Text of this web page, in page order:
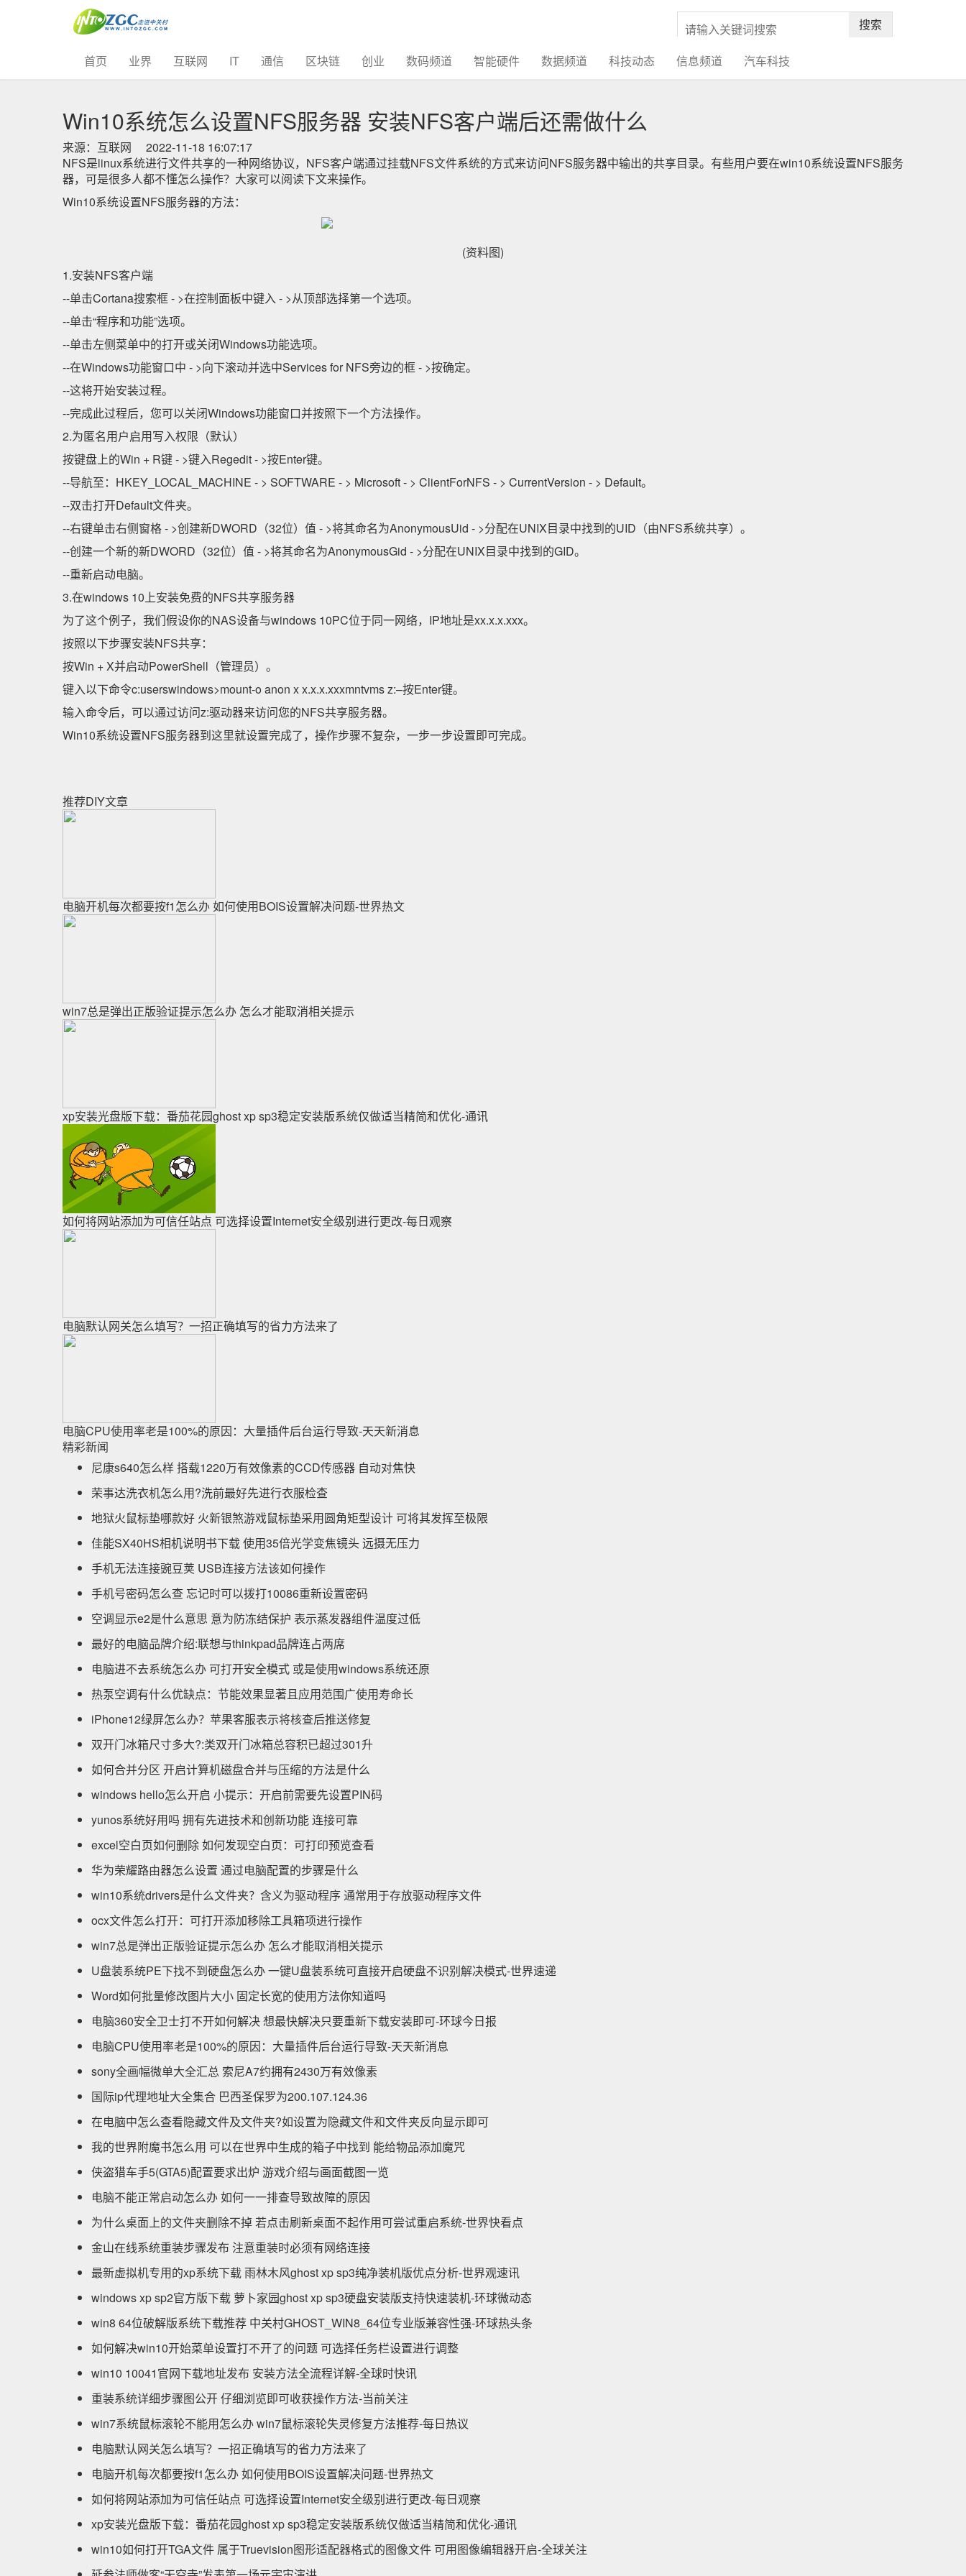
搜索
首页 (current)
业界 互联网 IT 通信 区块链 创业 数码频道 智能硬件 数据频道 科技动态 信息频道 汽车科技
Win10系统怎么设置NFS服务器 安装NFS客户端后还需做什么
来源：互联网
2022-11-18 16:07:17
NFS是linux系统进行文件共享的一种网络协议，NFS客户端通过挂载NFS文件系统的方式来访问NFS服务器中输出的共享目录。有些用户要在win10系统设置NFS服务
器，可是很多人都不懂怎么操作？大家可以阅读下文来操作。
Win10系统设置NFS服务器的方法：
(资料图)
1.安装NFS客户端
--单击Cortana搜索框 - >在控制面板中键入 - >从顶部选择第一个选项。
--单击“程序和功能”选项。
--单击左侧菜单中的打开或关闭Windows功能选项。
--在Windows功能窗口中 - >向下滚动并选中Services for NFS旁边的框 - >按确定。
--这将开始安装过程。
--完成此过程后，您可以关闭Windows功能窗口并按照下一个方法操作。
2.为匿名用户启用写入权限（默认）
按键盘上的Win + R键 - >键入Regedit - >按Enter键。
--导航至：HKEY_LOCAL_MACHINE - > SOFTWARE - > Microsoft - > ClientForNFS - > CurrentVersion - > Default。
--双击打开Default文件夹。
--右键单击右侧窗格 - >创建新DWORD（32位）值 - >将其命名为AnonymousUid - >分配在UNIX目录中找到的UID（由NFS系统共享）。
--创建一个新的新DWORD（32位）值 - >将其命名为AnonymousGid - >分配在UNIX目录中找到的GID。
--重新启动电脑。
3.在windows 10上安装免费的NFS共享服务器
为了这个例子，我们假设你的NAS设备与windows 10PC位于同一网络，IP地址是xx.x.x.xxx。
按照以下步骤安装NFS共享：
按Win + X并启动PowerShell（管理员）。
键入以下命令c:userswindows>mount-o anon x x.x.x.xxxmntvms z:–按Enter键。
输入命令后，可以通过访问z:驱动器来访问您的NFS共享服务器。
Win10系统设置NFS服务器到这里就设置完成了，操作步骤不复杂，一步一步设置即可完成。
推荐DIY文章
电脑开机每次都要按f1怎么办 如何使用BOIS设置解决问题-世界热文
win7总是弹出正版验证提示怎么办 怎么才能取消相关提示
xp安装光盘版下载：番茄花园ghost xp sp3稳定安装版系统仅做适当精简和优化-通讯
如何将网站添加为可信任站点 可选择设置Internet安全级别进行更改-每日观察
电脑默认网关怎么填写？一招正确填写的省力方法来了
电脑CPU使用率老是100%的原因：大量插件后台运行导致-天天新消息
精彩新闻
尼康s640怎么样 搭载1220万有效像素的CCD传感器 自动对焦快
荣事达洗衣机怎么用?洗前最好先进行衣服检查
地狱火鼠标垫哪款好 火新银煞游戏鼠标垫采用圆角矩型设计 可将其发挥至极限
佳能SX40HS相机说明书下载 使用35倍光学变焦镜头 远摄无压力
手机无法连接豌豆荚 USB连接方法该如何操作
手机号密码怎么查 忘记时可以拨打10086重新设置密码
空调显示e2是什么意思 意为防冻结保护 表示蒸发器组件温度过低
最好的电脑品牌介绍:联想与thinkpad品牌连占两席
电脑进不去系统怎么办 可打开安全模式 或是使用windows系统还原
热泵空调有什么优缺点：节能效果显著且应用范围广使用寿命长
iPhone12绿屏怎么办？苹果客服表示将核查后推送修复
双开门冰箱尺寸多大?:类双开门冰箱总容积已超过301升
如何合并分区 开启计算机磁盘合并与压缩的方法是什么
windows hello怎么开启 小提示：开启前需要先设置PIN码
yunos系统好用吗 拥有先进技术和创新功能 连接可靠
excel空白页如何删除 如何发现空白页：可打印预览查看
华为荣耀路由器怎么设置 通过电脑配置的步骤是什么
win10系统drivers是什么文件夹？含义为驱动程序 通常用于存放驱动程序文件
ocx文件怎么打开：可打开添加移除工具箱项进行操作
win7总是弹出正版验证提示怎么办 怎么才能取消相关提示
U盘装系统PE下找不到硬盘怎么办 一键U盘装系统可直接开启硬盘不识别解决模式-世界速递
Word如何批量修改图片大小 固定长宽的使用方法你知道吗
电脑360安全卫士打不开如何解决 想最快解决只要重新下载安装即可-环球今日报
电脑CPU使用率老是100%的原因：大量插件后台运行导致-天天新消息
sony全画幅微单大全汇总 索尼A7约拥有2430万有效像素
国际ip代理地址大全集合 巴西圣保罗为200.107.124.36
在电脑中怎么查看隐藏文件及文件夹?如设置为隐藏文件和文件夹反向显示即可
我的世界附魔书怎么用 可以在世界中生成的箱子中找到 能给物品添加魔咒
侠盗猎车手5(GTA5)配置要求出炉 游戏介绍与画面截图一览
电脑不能正常启动怎么办 如何一一排查导致故障的原因
为什么桌面上的文件夹删除不掉 若点击刷新桌面不起作用可尝试重启系统-世界快看点
金山在线系统重装步骤发布 注意重装时必须有网络连接
最新虚拟机专用的xp系统下载 雨林木风ghost xp sp3纯净装机版优点分析-世界观速讯
windows xp sp2官方版下载 萝卜家园ghost xp sp3硬盘安装版支持快速装机-环球微动态
win8 64位破解版系统下载推荐 中关村GHOST_WIN8_64位专业版兼容性强-环球热头条
如何解决win10开始菜单设置打不开了的问题 可选择任务栏设置进行调整
win10 10041官网下载地址发布 安装方法全流程详解-全球时快讯
重装系统详细步骤图公开 仔细浏览即可收获操作方法-当前关注
win7系统鼠标滚轮不能用怎么办 win7鼠标滚轮失灵修复方法推荐-每日热议
电脑默认网关怎么填写？一招正确填写的省力方法来了
电脑开机每次都要按f1怎么办 如何使用BOIS设置解决问题-世界热文
如何将网站添加为可信任站点 可选择设置Internet安全级别进行更改-每日观察
xp安装光盘版下载：番茄花园ghost xp sp3稳定安装版系统仅做适当精简和优化-通讯
win10如何打开TGA文件 属于Truevision图形适配器格式的图像文件 可用图像编辑器开启-全球关注